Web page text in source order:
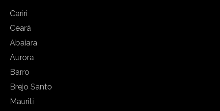
Cariri
Ceará
Abaiara
Aurora
Barro
Brejo Santo
Mauriti